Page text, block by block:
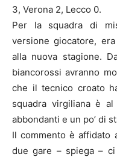
3, Verona 2, Lecco 0.
Per la squadra di
versione giocatore, era
alla nuova stagione.
biancorossi avranno
che il tecnico croato
squadra virgiliana è
abbondanti e un po’ di
Il commento è affidato
due gare – spiega –